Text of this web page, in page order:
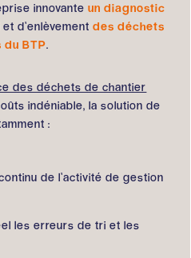
innovanteun diagnostic
d’enlèvementdes déchets
du BTP.
des déchets de chantier
indéniable, la solution de
:
de l’activité de gestion
les erreurs de tri et les